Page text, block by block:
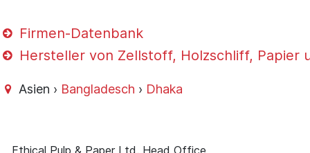
Firmen-Datenbank
Hersteller von Zellstoff, Holzschliff, Papier
Asien › Bangladesch › Dhaka
Ethical Pulp & Paper Ltd, Head Office